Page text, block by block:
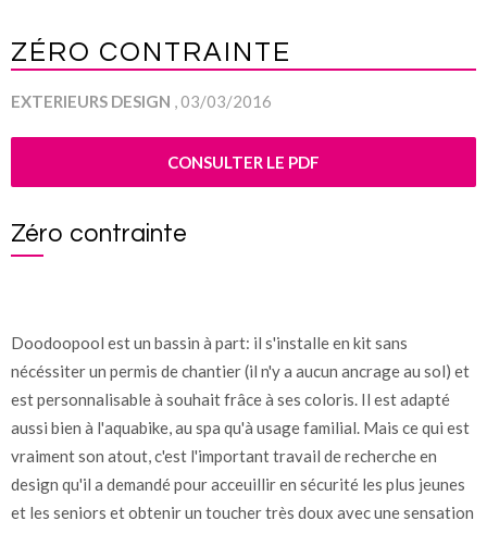
ZÉRO CONTRAINTE
EXTERIEURS DESIGN , 03/03/2016
CONSULTER LE PDF
Zéro contrainte
Doodoopool est un bassin à part: il s'installe en kit sans
nécéssiter un permis de chantier (il n'y a aucun ancrage au sol) et
est personnalisable à souhait frâce à ses coloris. Il est adapté
aussi bien à l'aquabike, au spa qu'à usage familial. Mais ce qui est
vraiment son atout, c'est l'important travail de recherche en
design qu'il a demandé pour acceuillir en sécurité les plus jeunes
et les seniors et obtenir un toucher très doux avec une sensation